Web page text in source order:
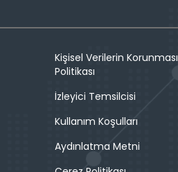
Kişisel Verilerin Korunması
Politikası
İzleyici Temsilcisi
Kullanım Koşulları
Aydınlatma Metni